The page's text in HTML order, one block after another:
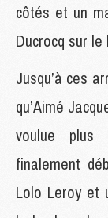
côtés et un
Ducrocq sur
Jusqu’à ces
qu’Aimé
voulue plus
finalement
Lolo Leroy et